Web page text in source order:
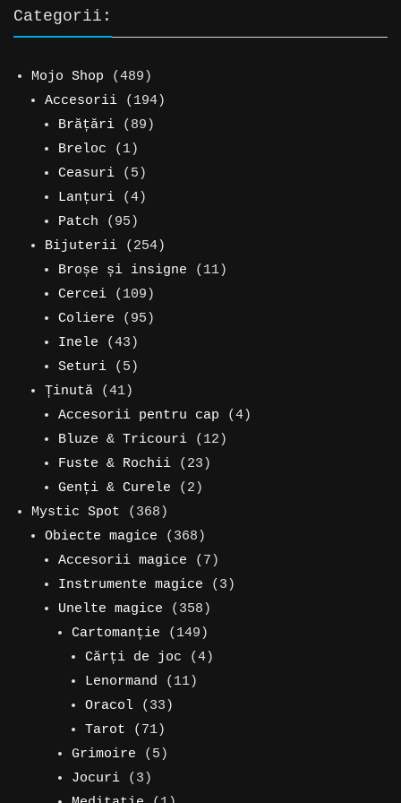
Categorii:
Mojo Shop 489489
de
produse
Accesorii 194194
Brățări 8989
Breloc 11
produs
Ceasuri 55
produse
Lanțuri 44
Patch 9595
de
produse
Bijuterii 254254
de
Broșe și insigne 1111
Cercei 109109
produse
Coliere 9595
Inele 4343
de
produse
Seturi 55
produse
Ținută 4141
de
produse
Accesorii pentru cap 44
Bluze & Tricouri 1212
Fuste & Rochii 2323
Genți & Curele 22
Mystic Spot 368368
de
produse
Obiecte magice 368368
de
produse
Accesorii magice 77
produse
Instrumente magice 33
Unelte magice 358358
de
produse
Cartomanție 149149
de
Cărți de joc 44
Lenormand 1111
Oracol 3333
produse
Tarot 7171
de
Grimoire 55
Jocuri 33